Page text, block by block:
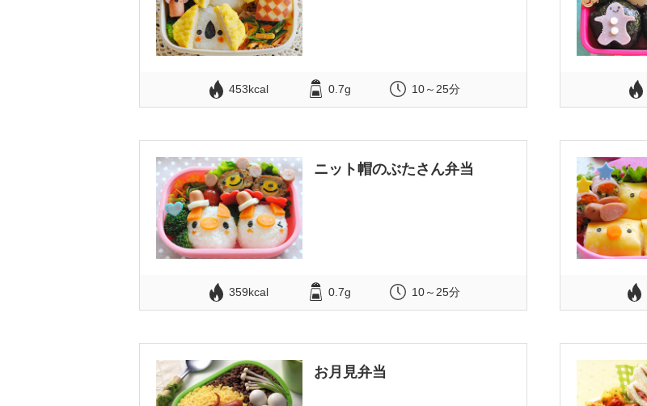
453kcal 0.7g 10～25分
ニット帽のぶたさん弁当
359kcal 0.7g 10～25分
お月見弁当